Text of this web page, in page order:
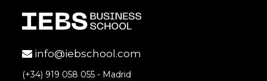
info@iebschool.com
(+34) 919 058 055 - Madrid